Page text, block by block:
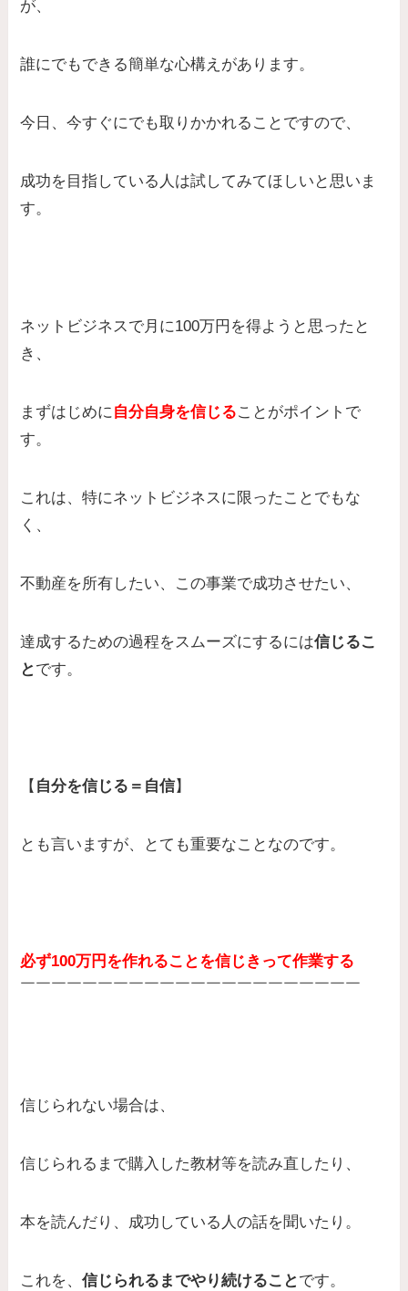
が、
誰にでもできる簡単な心構えがあります。
今日、今すぐにでも取りかかれることですので、
成功を目指している人は試してみてほしいと思いま
す。
ネットビジネスで月に100万円を得ようと思ったと
き、
まずはじめに 自分自身を信じることがポイントで
す。
これは、特にネットビジネスに限ったことでもな
く、
不動産を所有したい、この事業で成功させたい、
達成するための過程をスムーズにするには信じるこ
と です。
【 自分を信じる＝自信】
とも言いますが、とても重要なことなのです。
必ず100万円を作れることを信じきって作業する
￣￣￣￣￣￣￣￣￣￣￣￣￣￣￣￣￣￣￣￣￣￣
信じられない場合は、
信じられるまで購入した教材等を読み直したり、
本を読んだり、成功している人の話を聞いたり。
これを、信じられるまでやり続けること です。